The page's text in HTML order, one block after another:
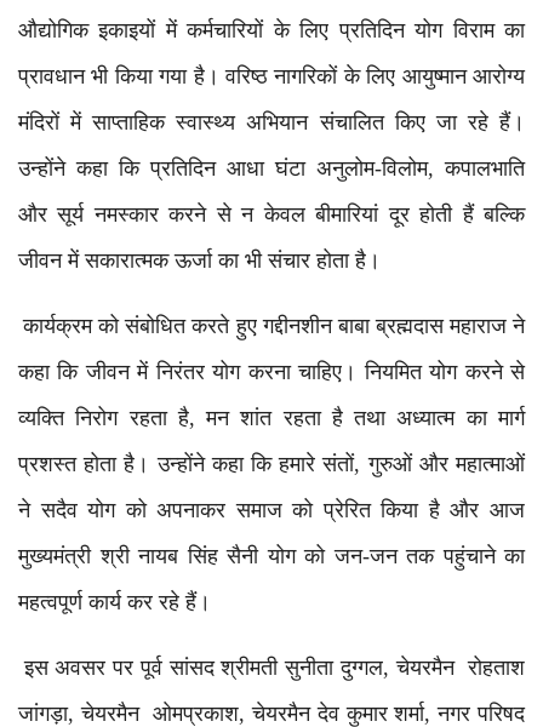
औद्योगिक इकाइयों में कर्मचारियों के लिए प्रतिदिन योग विराम का
प्रावधान भी किया गया है। वरिष्ठ नागरिकों के लिए आयुष्मान आरोग्य
मंदिरों में साप्ताहिक स्वास्थ्य अभियान संचालित किए जा रहे हैं।
उन्होंने कहा कि प्रतिदिन आधा घंटा अनुलोम-विलोम, कपालभाति
और सूर्य नमस्कार करने से न केवल बीमारियां दूर होती हैं बल्कि
जीवन में सकारात्मक ऊर्जा का भी संचार होता है।
कार्यक्रम को संबोधित करते हुए गद्दीनशीन बाबा ब्रह्मदास महाराज ने
कहा कि जीवन में निरंतर योग करना चाहिए। नियमित योग करने से
व्यक्ति निरोग रहता है, मन शांत रहता है तथा अध्यात्म का मार्ग
प्रशस्त होता है। उन्होंने कहा कि हमारे संतों, गुरुओं और महात्माओं
ने सदैव योग को अपनाकर समाज को प्रेरित किया है और आज
मुख्यमंत्री श्री नायब सिंह सैनी योग को जन-जन तक पहुंचाने का
महत्वपूर्ण कार्य कर रहे हैं।
इस अवसर पर पूर्व सांसद श्रीमती सुनीता दुग्गल, चेयरमैन रोहताश
जांगड़ा, चेयरमैन ओमप्रकाश, चेयरमैन देव कुमार शर्मा, नगर परिषद